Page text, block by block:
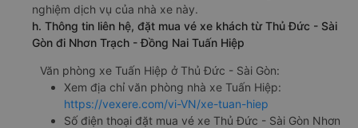
nghiệm dịch vụ của nhà xe này.
h. Thông tin liên hệ, đặt mua vé xe khách từ Thủ Đức - Sài
Gòn đi Nhơn Trạch - Đồng Nai Tuấn Hiệp
Văn phòng xe Tuấn Hiệp ở Thủ Đức - Sài Gòn:
Xem địa chỉ văn phòng nhà xe Tuấn Hiệp:
https://vexere.com/vi-VN/xe-tuan-hiep
Số điện thoại đặt mua vé xe Thủ Đức - Sài Gòn Nhơn